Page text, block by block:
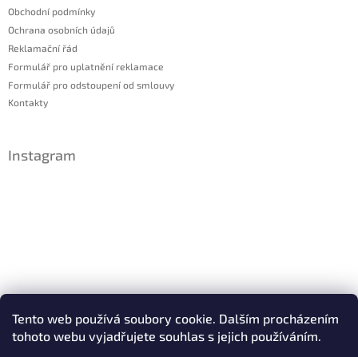
Tento web používá soubory cookie. Dalším procházením
tohoto webu vyjadřujete souhlas s jejich používáním.
Obchodní podmínky
Ochrana osobních údajů
Reklamační řád
Formulář pro uplatnění reklamace
Formulář pro odstoupení od smlouvy
Kontakty
Instagram
Sledovat na Instagramu